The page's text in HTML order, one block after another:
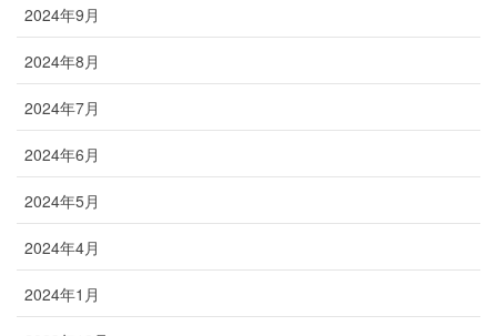
2024年9月
2024年8月
2024年7月
2024年6月
2024年5月
2024年4月
2024年1月